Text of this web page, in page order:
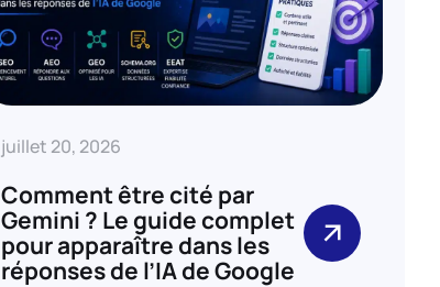
juillet 20, 2026
Comment être cité par
Gemini ? Le guide complet
pour apparaître dans les
réponses de l’IA de Google